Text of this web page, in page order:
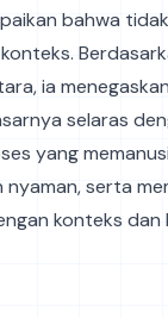
bahwa
ia
selaras
yang
serta
konteks